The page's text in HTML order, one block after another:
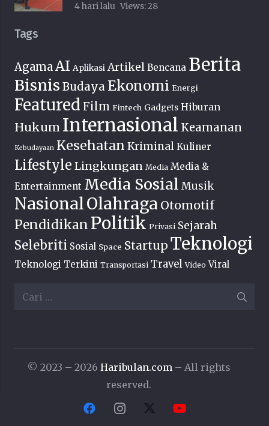
4 hari lalu Views:28
Tags
AgamaAI Aplikasi Artikel Bencana Berita
Bisnis Budaya Ekonomi Energi
Featured Film Fintech Gadgets Hiburan
Hukum Internasional Keamanan
Kebudayaan Kesehatan Kriminal Kuliner
Lifestyle Lingkungan Media Media &
Entertainment Media Sosial Musik
NasionalOlahraga Otomotif
Pendidikan Politik Privasi Sejarah
Selebriti Sosial Space Startup Teknologi
Teknologi Terkini Transportasi Travel Video Viral
Cari
© 2023 – 2026 Haribulan.com – All rights
reserved.